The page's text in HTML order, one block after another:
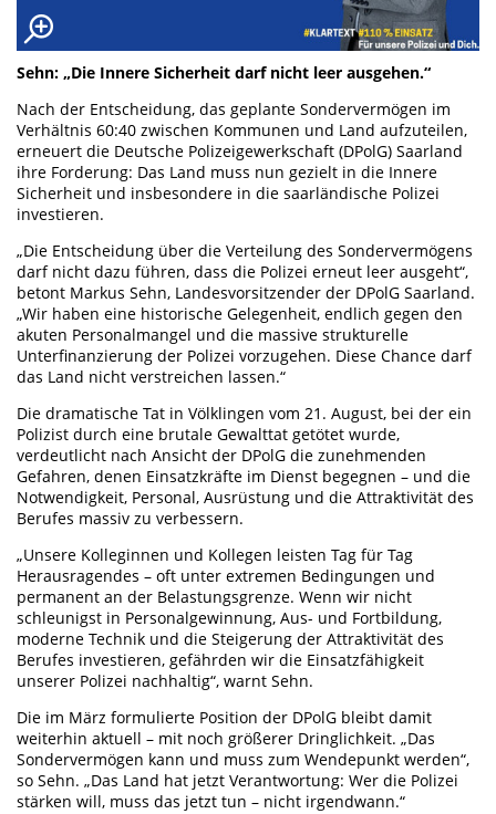
Sehn: „Die Innere Sicherheit darf nicht leer ausgehen.“
Nach der Entscheidung, das geplante Sondervermögen im
Verhältnis 60:40 zwischen Kommunen und Land aufzuteilen,
erneuert die Deutsche Polizeigewerkschaft (DPolG) Saarland
ihre Forderung: Das Land muss nun gezielt in die Innere
Sicherheit und insbesondere in die saarländische Polizei
investieren.
„Die Entscheidung über die Verteilung des Sondervermögens
darf nicht dazu führen, dass die Polizei erneut leer ausgeht“,
betont Markus Sehn, Landesvorsitzender der DPolG Saarland.
„Wir haben eine historische Gelegenheit, endlich gegen den
akuten Personalmangel und die massive strukturelle
Unterfinanzierung der Polizei vorzugehen. Diese Chance darf
das Land nicht verstreichen lassen.“
Die dramatische Tat in Völklingen vom 21. August, bei der ein
Polizist durch eine brutale Gewalttat getötet wurde,
verdeutlicht nach Ansicht der DPolG die zunehmenden
Gefahren, denen Einsatzkräfte im Dienst begegnen – und die
Notwendigkeit, Personal, Ausrüstung und die Attraktivität des
Berufes massiv zu verbessern.
„Unsere Kolleginnen und Kollegen leisten Tag für Tag
Herausragendes – oft unter extremen Bedingungen und
permanent an der Belastungsgrenze. Wenn wir nicht
schleunigst in Personalgewinnung, Aus- und Fortbildung,
moderne Technik und die Steigerung der Attraktivität des
Berufes investieren, gefährden wir die Einsatzfähigkeit
unserer Polizei nachhaltig“, warnt Sehn.
Die im März formulierte Position der DPolG bleibt damit
weiterhin aktuell – mit noch größerer Dringlichkeit. „Das
Sondervermögen kann und muss zum Wendepunkt werden“,
so Sehn. „Das Land hat jetzt Verantwortung: Wer die Polizei
stärken will, muss das jetzt tun – nicht irgendwann.“